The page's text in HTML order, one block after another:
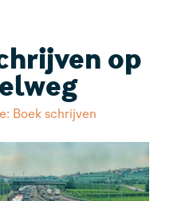
op
Boek schrijven